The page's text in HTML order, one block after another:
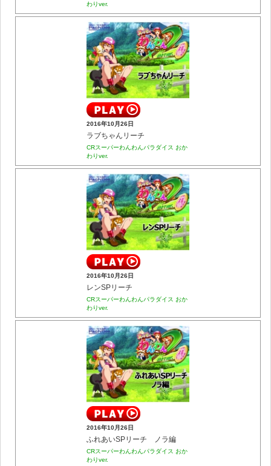
わりver.
2016年10月26日
ラブちゃんリーチ
CRスーパーわんわんパラダイス おか
わりver.
2016年10月26日
レンSPリーチ
CRスーパーわんわんパラダイス おか
わりver.
2016年10月26日
ふれあいSPリーチ ノラ編
CRスーパーわんわんパラダイス おか
わりver.